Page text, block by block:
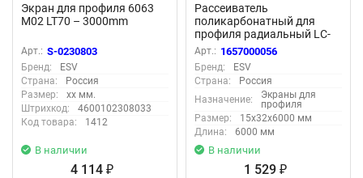
Экран для профиля 6063
M02 LT70 – 3000mm
Арт.: S-0230803
Бренд:
ESV
Страна:
Россия
Размер:
xx мм.
Штрихкод:
4600102308033
Код товара:
1412
В наличии
4 114 ₽
Рассеиватель
поликарбонатный для
профиля радиальный LC-
LRM-P36R-6 прозрачный
Арт.: 1657000056
Бренд:
ESV
Страна:
Россия
Назначение:
Экраны для
профиля
Размер:
15x32x6000 мм
Длина:
6000 мм
В наличии
1 529 ₽